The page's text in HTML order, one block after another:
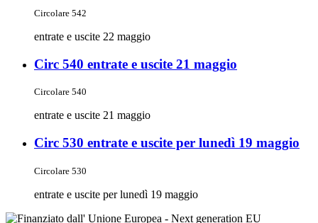
Circolare 542
entrate e uscite 22 maggio
Circ 540 entrate e uscite 21 maggio
Circolare 540
entrate e uscite 21 maggio
Circ 530 entrate e uscite per lunedì 19 maggio
Circolare 530
entrate e uscite per lunedì 19 maggio